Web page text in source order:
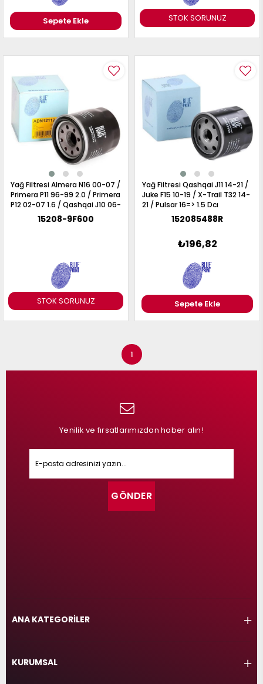
Sepete Ekle STOK SORUNUZ
STOK SORUNUZ
Yağ Filtresi Almera N16 00-07 /
Primera P11 96-99 2.0 / Primera
P12 02-07 1.6 / Qashqai J10 06-
13 1.6 / Juke F15 10-19 1.6 /
Benzinli Motorlar
15208-9F600
Yağ Filtresi Qashqai J11 14-21 /
Juke F15 10-19 / X-Trail T32 14-
21 / Pulsar 16=> 1.5 Dcı
152085488R
₺196,82
Sepete Ekle
1
Yenilik ve fırsatlarımızdan haber alın!
GÖNDER
ANA KATEGORİLER
KURUMSAL